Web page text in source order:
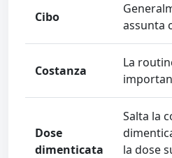
Cibo
assunta
Costanza
La
Dose
dimenticata
Salta la
la dose